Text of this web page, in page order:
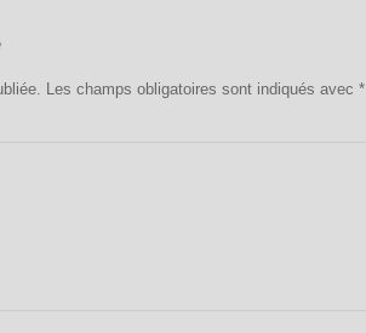
Les champs obligatoires sont indiqués avec *